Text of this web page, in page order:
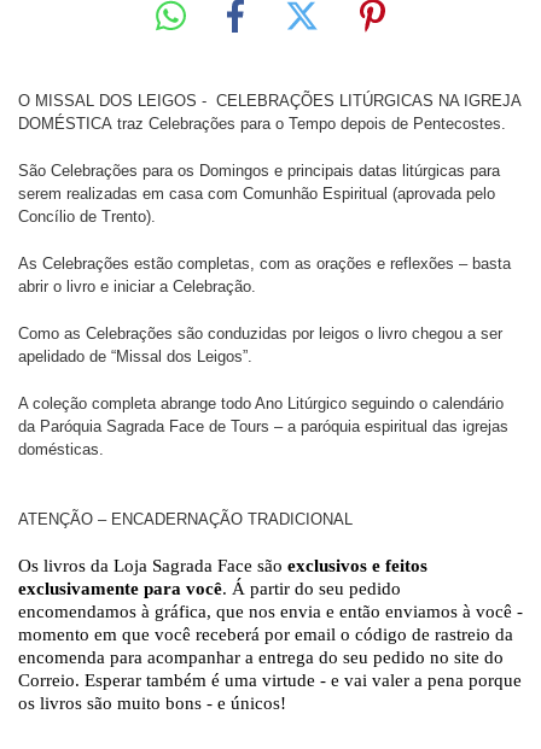
O MISSAL DOS LEIGOS - CELEBRAÇÕES LITÚRGICAS NA IGREJA
DOMÉSTICA traz Celebrações para o Tempo depois de Pentecostes.
São Celebrações para os Domingos e principais datas litúrgicas para
serem realizadas em casa com Comunhão Espiritual (aprovada pelo
Concílio de Trento).
As Celebrações estão completas, com as orações e reflexões – basta
abrir o livro e iniciar a Celebração.
Como as Celebrações são conduzidas por leigos o livro chegou a ser
apelidado de “Missal dos Leigos”.
A coleção completa abrange todo Ano Litúrgico seguindo o calendário
da Paróquia Sagrada Face de Tours – a paróquia espiritual das igrejas
domésticas.
ATENÇÃO – ENCADERNAÇÃO TRADICIONAL
Os livros da Loja Sagrada Face são exclusivos e feitos
exclusivamente para você. Á partir do seu pedido
encomendamos à gráfica, que nos envia e então enviamos à você -
momento em que você receberá por email o código de rastreio da
encomenda para acompanhar a entrega do seu pedido no site do
Correio. Esperar também é uma virtude - e vai valer a pena porque
os livros são muito bons - e únicos!